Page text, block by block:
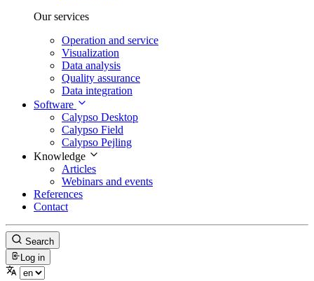
Our services
Operation and service
Visualization
Data analysis
Quality assurance
Data integration
Software
Calypso Desktop
Calypso Field
Calypso Pejling
Knowledge
Articles
Webinars and events
References
Contact
Search
Log in